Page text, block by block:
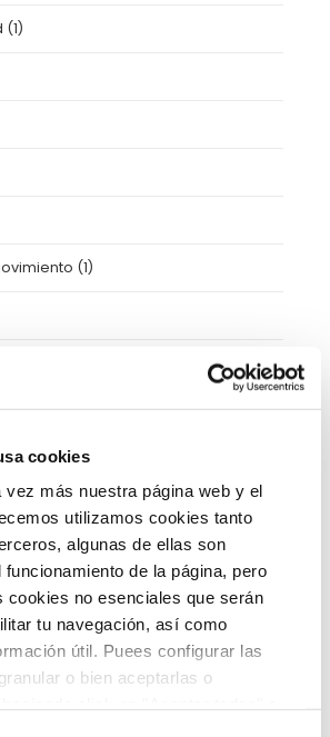
cookies
vez más nuestra página web y el
utilizamos cookies tanto
algunas de ellas son
de la página, pero
cookies no esenciales que serán
tu navegación, así como
útil. Puees configurar las
o bien aceptarlas o
(1)
(1)
ARCHIVO